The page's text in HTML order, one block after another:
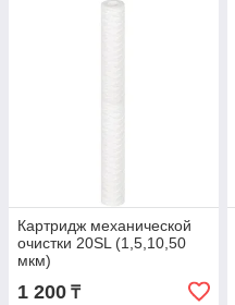
Картридж механической
очистки 20SL (1,5,10,50
мкм)
1 200 ₸